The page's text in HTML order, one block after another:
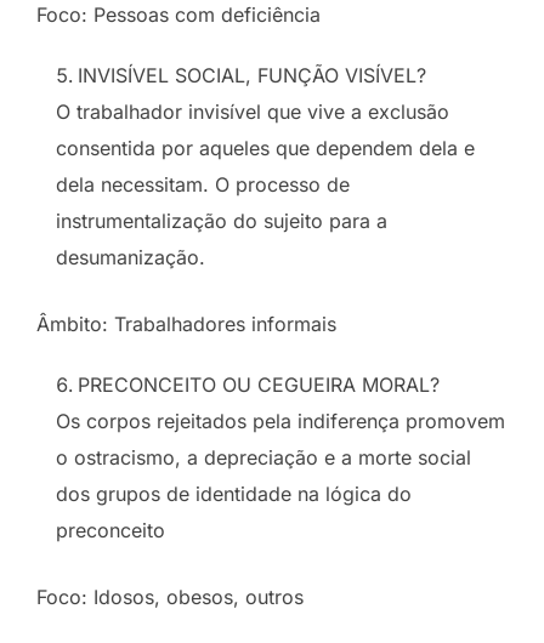
Foco: Pessoas com deficiência
INVISÍVEL SOCIAL, FUNÇÃO VISÍVEL?
O trabalhador invisível que vive a exclusão
consentida por aqueles que dependem dela e
dela necessitam. O processo de
instrumentalização do sujeito para a
desumanização.
Âmbito: Trabalhadores informais
PRECONCEITO OU CEGUEIRA MORAL?
Os corpos rejeitados pela indiferença promovem
o ostracismo, a depreciação e a morte social
dos grupos de identidade na lógica do
preconceito
Foco: Idosos, obesos, outros